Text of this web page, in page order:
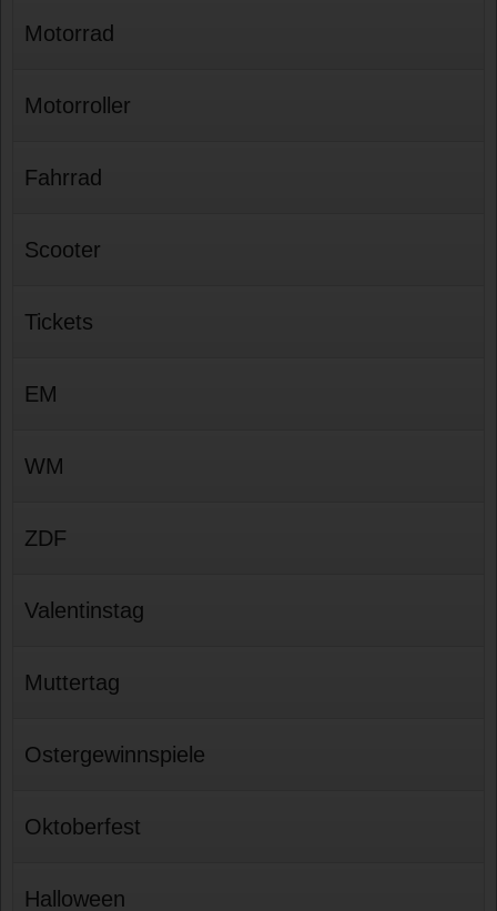
Motorrad
Motorroller
Fahrrad
Scooter
Tickets
EM
WM
ZDF
Valentinstag
Muttertag
Ostergewinnspiele
Oktoberfest
Halloween